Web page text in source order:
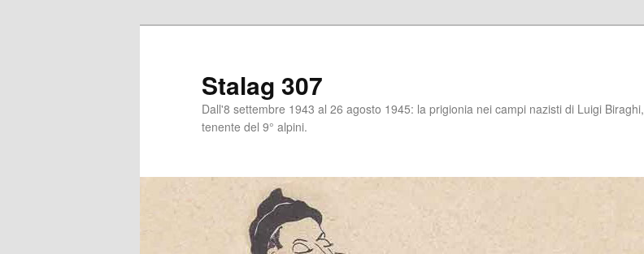
Stalag 307
Dall'8 settembre 1943 al 26 agosto 1945: la prigionia nei campi nazisti di Luigi Biraghi,
tenente del 9° alpini.